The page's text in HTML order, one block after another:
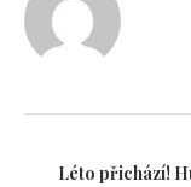
Léto přichází!